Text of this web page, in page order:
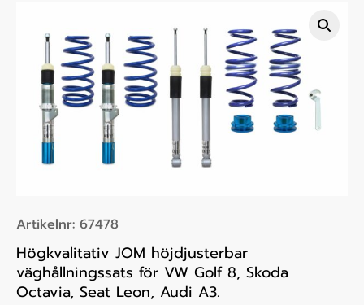
Artikelnr: 67478
Högkvalitativ JOM höjdjusterbar
väghållningssats för VW Golf 8, Skoda
Octavia, Seat Leon, Audi A3.